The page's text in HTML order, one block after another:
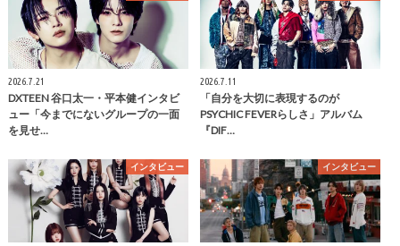
2026.7.21
DXTEEN 谷口太一・平本健インタビ
ュー「今までにないグループの一面
を見せ…
2026.7.11
「自分を大切に表現するのが
PSYCHIC FEVERらしさ」アルバム
『DIF…
インタビュー インタビュー